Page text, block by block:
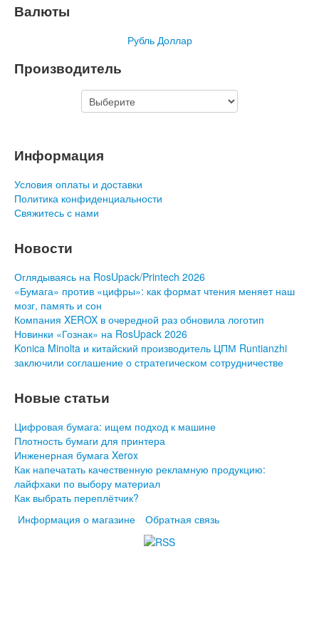
Валюты
Рубль Доллар
Производитель
Информация
Условия оплаты и доставки
Политика конфиденциальности
Свяжитесь с нами
Новости
Оглядываясь на RosUpack/Printech 2026
«Бумага» против «цифры»: как формат чтения меняет наш
мозг, память и сон
Компания XEROX в очередной раз обновила логотип
Новинки «Гознак» на RosUpack 2026
Konica Minolta и китайский производитель ЦПМ Runtianzhi
заключили соглашение о стратегическом сотрудничестве
Новые статьи
Цифровая бумага: ищем подход к машине
Плотность бумаги для принтера
Инженерная бумага Xerox
Как напечатать качественную рекламную продукцию:
лайфхаки по выбору материал
Как выбрать переплётчик?
Информация о магазине
Обратная связь